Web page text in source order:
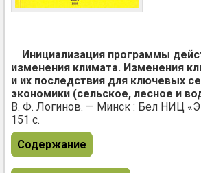
Инициализация программы
изменения климата. Изменения
и их последствия для ключевых
экономики (сельское, лесное и
В. Ф. Логинов. — Минск : Бел НИЦ
151 с.
Содержание